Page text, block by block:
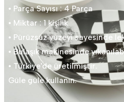
• Parça Sayısı : 4 Parça
• Miktar : 1 kişilik
• Pürüzsüz yüzeyi sayesinde
• Bulaşık makinesinde
• Türkiye'de üretilmiştir.
Güle güle kullanın.